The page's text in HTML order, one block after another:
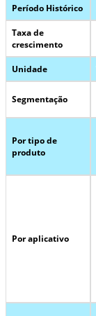
Período Histórico
Taxa de
crescimento
Unidade
Segmentação
Por tipo de
produto
Por aplicativo